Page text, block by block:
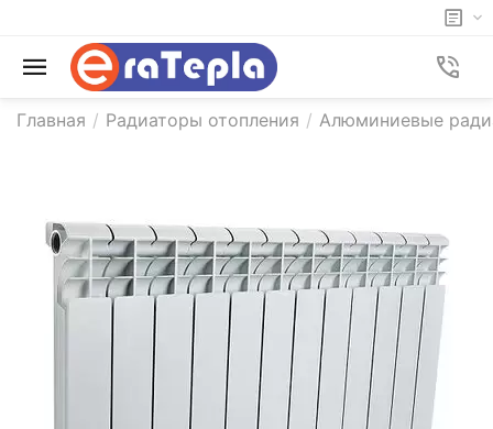
Главная / Радиаторы отопления / Алюминиевые